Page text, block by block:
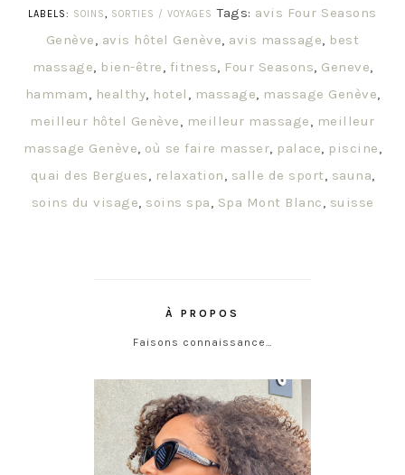
LABELS: SOINS, SORTIES / VOYAGES Tags: avis Four Seasons
Genève, avis hôtel Genève, avis massage, best
massage, bien-être, fitness, Four Seasons, Geneve,
hammam, healthy, hotel , massage, massage Genève,
meilleur hôtel Genève, meilleur massage, meilleur
massage Genève, où se faire masser, palace, piscine,
quai des Bergues, relaxation, salle de sport, sauna,
soins du visage, soins spa, Spa Mont Blanc, suisse
À PROPOS
Faisons connaissance…